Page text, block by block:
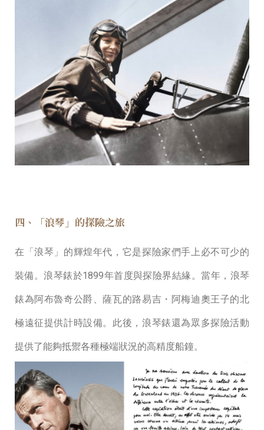
四、「浪琴」的探險之旅
在「浪琴」的輝煌年代，它是探險家們⼿上必不可少的
裝備。浪琴錶於1899年⾸度與探險界結緣。當年，浪琴
錶為阿布魯奇公爵、薩瓦的路易吉・阿梅迪奧王⼦的北
極遠征提供計時設備。此後，浪琴錶還為眾多探險活動
提供了能夠抵禦各種極端狀況的⾼精度船鐘。